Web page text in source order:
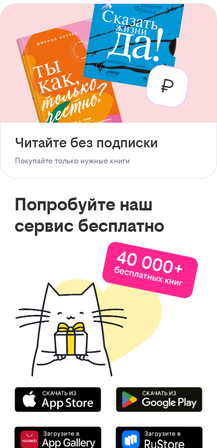
Читайте без подписки
Покупайте только нужные книги
Попробуйте наш
сервис бесплатно